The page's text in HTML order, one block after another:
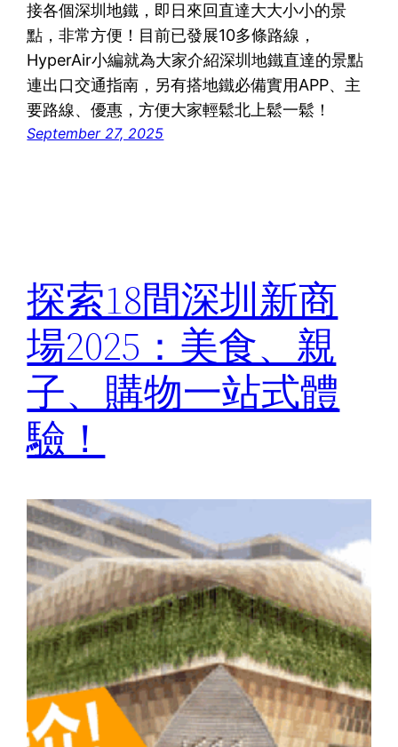
接各個深圳地鐵，即日來回直達大大小小的景
點，非常方便！目前已發展10多條路線，
HyperAir小編就為大家介紹深圳地鐵直達的景點
連出口交通指南，另有搭地鐵必備實用APP、主
要路線、優惠，方便大家輕鬆北上鬆一鬆！
September 27, 2025
探索18間深圳新商
場2025：美食、親
子、購物一站式體
驗！